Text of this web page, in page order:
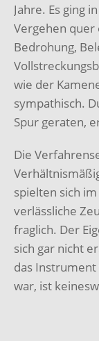
Jahre. Es ging
Vergehen quer
Bedrohung,
wie der
sympathisch.
Spur geraten,
Die
spielten sich
verlässliche
fraglich. Der
sich gar nicht
das
war, ist